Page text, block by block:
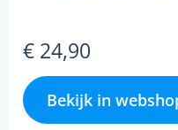
€ 24,90
Bekijk in